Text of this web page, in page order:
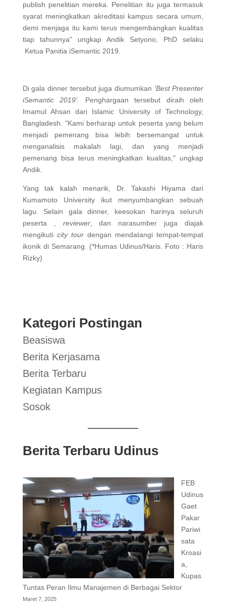
publish penelitian mereka. Penelitian itu juga termasuk
syarat meningkatkan akreditasi kampus secara umum,
demi menjaga itu kami terus mengembangkan kualitas
tiap tahunnya" ungkap Andik Setyono, PhD selaku
Ketua Panitia iSemantic 2019.
Di gala dinner tersebut juga diumumkan 'BestPresenter
iSemantic 2019'.
Penghargaan tersebut diraih oleh
Imamul Ahsan dari Islamic University of Technology,
Bangladesh. "Kami berharap untuk peserta yang belum
menjadi pemenang bisa lebih bersemangat untuk
menganalisis makalah lagi, dan yang menjadi
pemenang bisa terus meningkatkan kualitas," ungkap
Andik.
Yang tak kalah menarik, Dr. Takashi Hiyama dari
Kumamoto University ikut menyumbangkan sebuah
lagu. Selain gala dinner, keesokan harinya seluruh
peserta , reviewer, dan narasumber juga diajak
mengikuti city tourdengan mendatangi tempat-tempat
ikonik di Semarang. (*Humas Udinus/Haris. Foto : Haris
Rizky)
Kategori Postingan
Beasiswa
Berita Kerjasama
Berita Terbaru
Kegiatan Kampus
Sosok
Berita Terbaru Udinus
FEB
Udinus
Gaet
Pakar
Pariwi
sata
Kroasi
a,
Kupas
Tuntas Peran Ilmu Manajemen di Berbagai Sektor
Maret 7, 2025